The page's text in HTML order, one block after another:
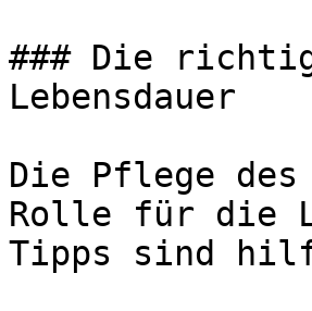
### Die
Lebensdauer
Die Pflege
Rolle für die
Tipps sind